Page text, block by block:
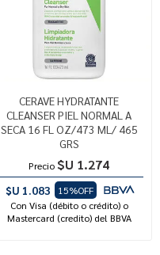
CERAVE HYDRATANTE
CLEANSER PIEL NORMAL A
SECA 16 FL OZ/473 ML/ 465
GRS
Precio $U 1.274
$U 1.083
15%OFF
Con Visa (débito o crédito) o
Mastercard (credito) del BBVA